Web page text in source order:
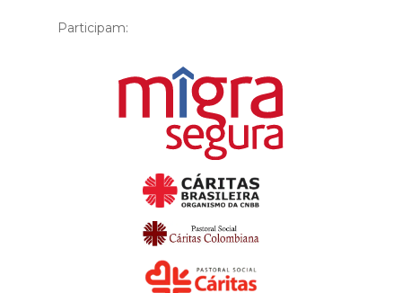
Participam: